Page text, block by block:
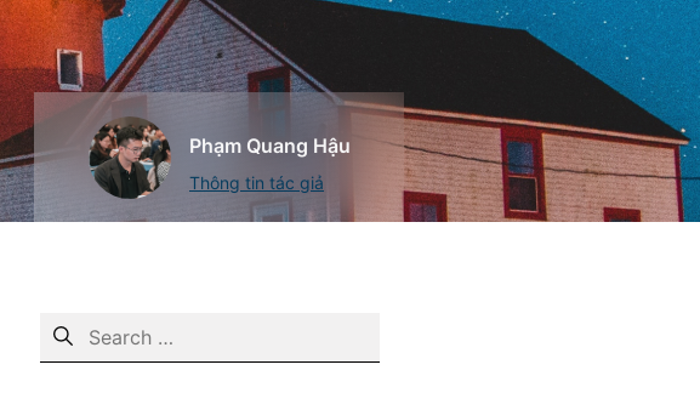
Phạm Quang Hậu
Thông tin tác giả